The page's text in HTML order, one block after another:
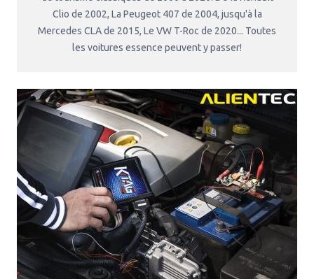
Clio de 2002, La Peugeot 407 de 2004, jusqu'à la
Mercedes CLA de 2015, Le VW T-Roc de 2020... Toutes
les voitures essence peuvent y passer!